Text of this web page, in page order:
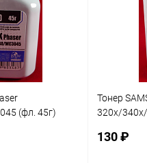
В наличии В
(фл. 45г)
Тонер
320x/
WC3215/
130 ₽